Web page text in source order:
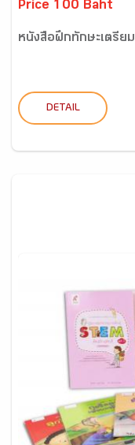
Price 100 Baht
หนังสือฝึกทักษะเตรีย
DETAIL